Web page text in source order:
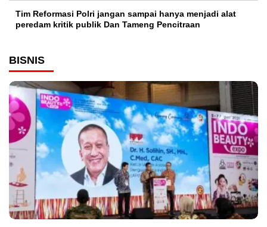
Tim Reformasi Polri jangan sampai hanya menjadi alat
peredam kritik publik Dan Tameng Pencitraan
BISNIS